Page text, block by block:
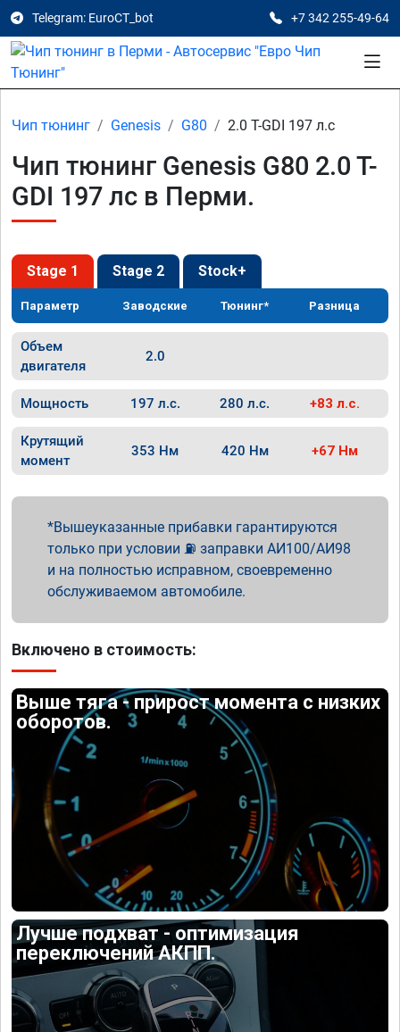
Telegram: EuroCT_bot +7 342 255-49-64
Чип тюнинг Genesis G80 2.0 T-GDI 197 л.с
Чип тюнинг Genesis G80 2.0 T-
GDI 197 лс в Перми.
Stage 1 Stage 2 Stock+
Параметр Заводские Тюнинг* Разница
Объем
двигателя
2.0
Мощность 197 л.с. 280 л.с. +83 л.с.
Крутящий
момент
353 Нм 420 Нм +67 Нм
Вышеуказанные прибавки гарантируются
только при условии ⛽ заправки АИ100/АИ98
и на полностью исправном, своевременно
обслуживаемом автомобиле.
Включено в стоимость:
Выше тяга - прирост момента с низких
оборотов.
Лучше подхват - оптимизация
переключений АКПП.